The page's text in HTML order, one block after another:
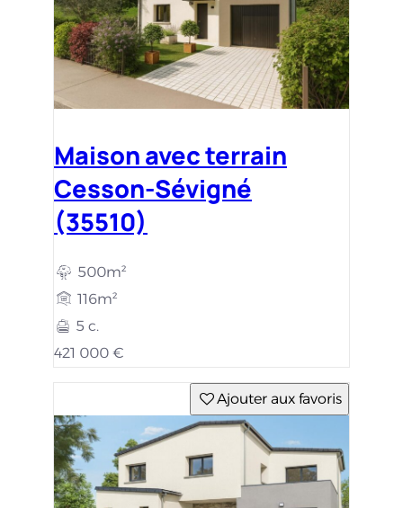
Maison avec terrain
Cesson-Sévigné
(35510)
500m²
116m²
5 c.
421 000 €
Ajouter aux favoris